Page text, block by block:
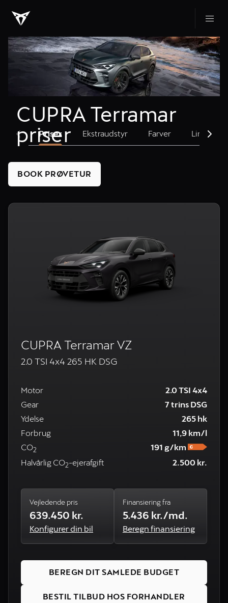
CUPRA Terramar
priser
Priser Ekstraudstyr Farver Links og
BOOK PRØVETUR
CUPRA Terramar VZ
2.0 TSI 4x4 265 HK DSG
2.0 TSI 4x4
Motor
7 trins DSG
Gear
265 hk
Ydelse
11,9 km/l
Forbrug
191 g/km
CO2
2.500 kr.
Halvårlig CO2-ejerafgift
Vejledende pris
639.450 kr.
Konfigurer din bil
Finansiering fra
5.436 kr./md.
Beregn finansiering
BEREGN DIT SAMLEDE BUDGET
BESTIL TILBUD HOS FORHANDLER